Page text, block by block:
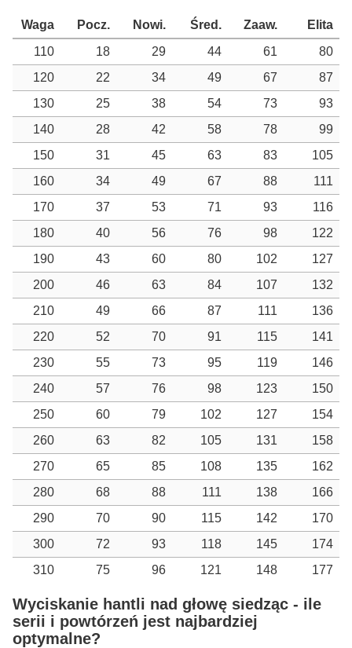
Waga Pocz. Nowi. Śred. Zaaw.
Elita
110
18 29 44 61
80
120
22 34 49 67
87
130
25 38 54 73
93
140
28 42 58 78
99
150
31 45 63 83
105
160
34 49 67 88
111
170
37 53 71 93
116
180
40 56 76 98
122
190
43 60 80 102
127
200
46 63 84 107
132
210
49 66 87 111
136
220
52 70 91 115
141
230
55 73 95 119
146
240
57 76 98 123
150
250
60 79 102 127
154
260
63 82 105 131
158
270
65 85 108 135
162
280
68 88 111 138
166
290
70 90 115 142
170
300
72 93 118 145
174
310
75 96 121 148 177
Wyciskanie hantli nad głowę siedząc - ile
serii i powtórzeń jest najbardziej
optymalne?